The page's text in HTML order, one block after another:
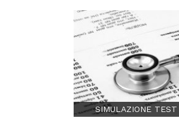
SIMULAZIONE